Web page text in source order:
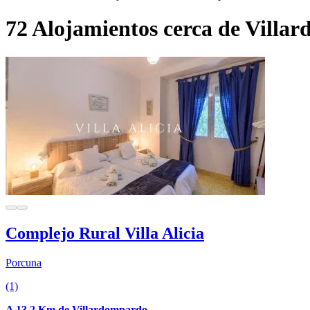
72 Alojamientos cerca de
Complejo Rural Villa Alicia
Porcuna
(1)